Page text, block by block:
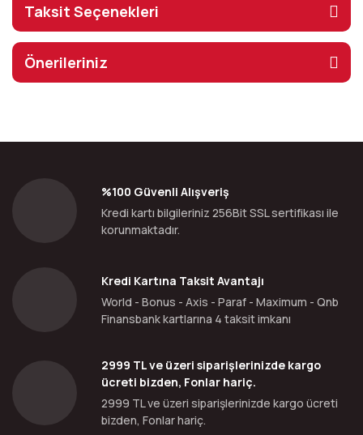
Taksit Seçenekleri
Önerileriniz
%100 Güvenli Alışveriş
Kredi kartı bilgileriniz 256Bit SSL sertifikası ile
korunmaktadır.
Kredi Kartına Taksit Avantajı
World - Bonus - Axis - Paraf - Maximum - Qnb
Finansbank kartlarına 4 taksit imkanı
2999 TL ve üzeri siparişlerinizde kargo
ücreti bizden, Fonlar hariç.
2999 TL ve üzeri siparişlerinizde kargo ücreti
bizden, Fonlar hariç.